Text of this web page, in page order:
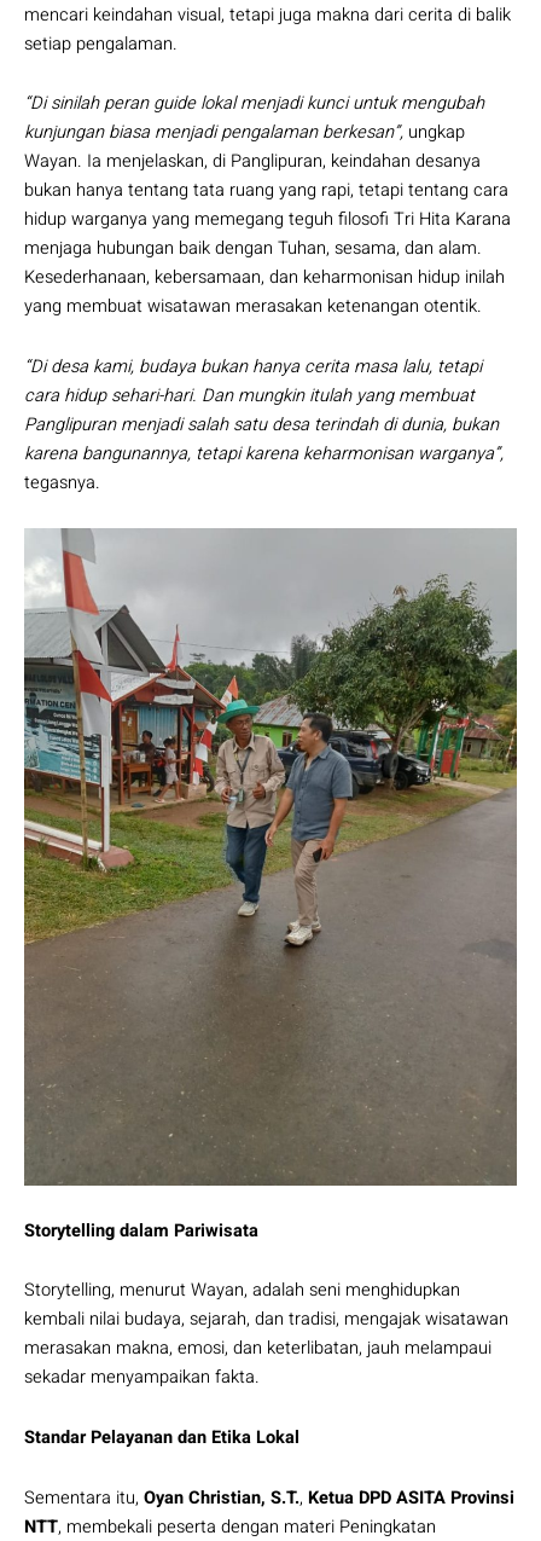
mencari keindahan visual, tetapi juga makna dari cerita di balik
setiap pengalaman.
“Di sinilah peran guide lokal menjadi kunci untuk mengubah
kunjungan biasa menjadi pengalaman berkesan”, ungkap
Wayan. Ia menjelaskan, di Panglipuran, keindahan desanya
bukan hanya tentang tata ruang yang rapi, tetapi tentang cara
hidup warganya yang memegang teguh filosofi Tri Hita Karana
menjaga hubungan baik dengan Tuhan, sesama, dan alam.
Kesederhanaan, kebersamaan, dan keharmonisan hidup inilah
yang membuat wisatawan merasakan ketenangan otentik.
“Di desa kami, budaya bukan hanya cerita masa lalu, tetapi
cara hidup sehari-hari. Dan mungkin itulah yang membuat
Panglipuran menjadi salah satu desa terindah di dunia, bukan
karena bangunannya, tetapi karena keharmonisan warganya”,
tegasnya.
Storytelling dalam Pariwisata
Storytelling, menurut Wayan, adalah seni menghidupkan
kembali nilai budaya, sejarah, dan tradisi, mengajak wisatawan
merasakan makna, emosi, dan keterlibatan, jauh melampaui
sekadar menyampaikan fakta.
Standar Pelayanan dan Etika Lokal
Sementara itu, Oyan Christian, S.T., Ketua DPD ASITA Provinsi
NTT, membekali peserta dengan materi Peningkatan